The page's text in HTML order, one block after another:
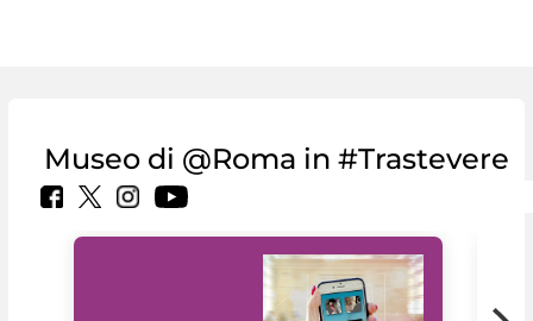
Museo di @Roma in #Trastevere